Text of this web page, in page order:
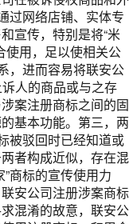
过网络店铺、实体专
宣传，特别是将“米
使用，足以使相关公
，进而容易将联安公
人的商品或与之存
案注册商标之间的固
基本功能。第三，两
被驳回时已经知道或
者构成近似，存在混
商标的宣传使用力
安公司注册涉案商标
混淆的故意，联安公